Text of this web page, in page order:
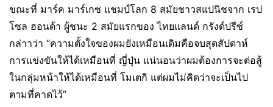
ขณะที่ มาร์ค มาร์เกซ แชมป์โลก 8 สมัยชาวสแปนิชจาก เรป
โซล ฮอนด้า ผู้ชนะ 2 สมัยแรกของ ไทยแลนด์ กรังด์ปรีซ์
กล่าาว่า “ความตั้งใจของผมยังเหมือนเดิมคือจบสุดสัปดาห์
การแข่งขันให้ได้เหมือนที่ ญี่ปุ่น แน่นอนว่าผมต้องการจะต่อสู้
ในกลุ่มหน้าให้ได้เหมือนที่ โมเตกิ แต่ผมไม่คิดว่าจะเป็นไป
ตามที่คาดไว้”